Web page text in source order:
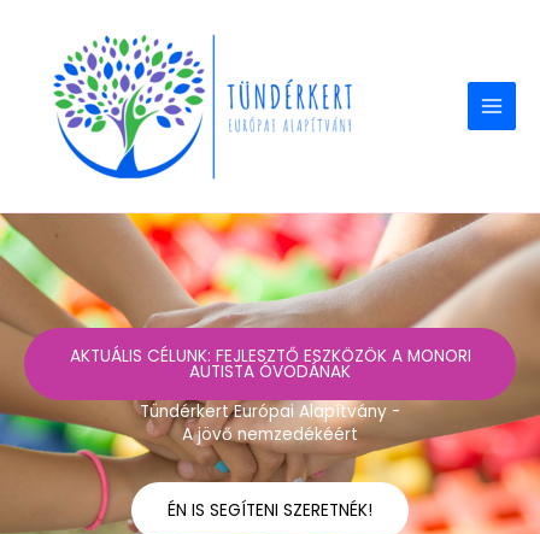
content
AKTUÁLIS CÉLUNK: FEJLESZTŐ ESZKÖZÖK A MONORI
AUTISTA ÓVODÁNAK
Tündérkert Európai Alapítvány -
A jövő nemzedékéért
ÉN IS SEGÍTENI SZERETNÉK!